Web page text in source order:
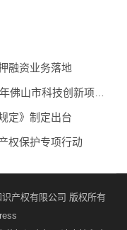
融资业务落地
定》制定出台
权保护专项行动
产权有限公司 版权所有